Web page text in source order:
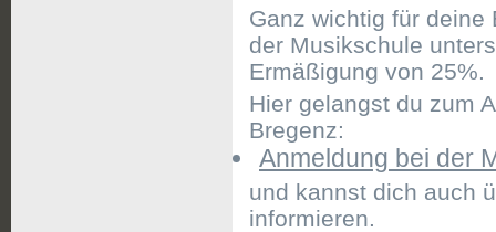
Ganz wichtig für
der Musikschule
Ermäßigung von 25%.
Hier gelangst du zum
Bregenz:
Anmeldung bei der
und kannst dich auch
informieren.